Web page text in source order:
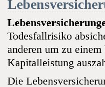
Todesfallrisiko
anderen um zu
Kapitalleistung
Die